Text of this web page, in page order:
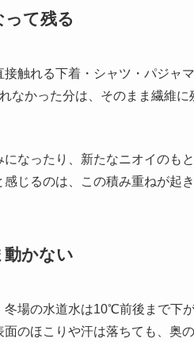
て残る
触れる下着・シャツ・パジャ
なかった分は、そのまま繊維に
なったり、新たなニオイのも
じるのは、この積み重ねが起
動かない
場の水道水は10℃前後まで下
のほこりや汗は落ちても、奥